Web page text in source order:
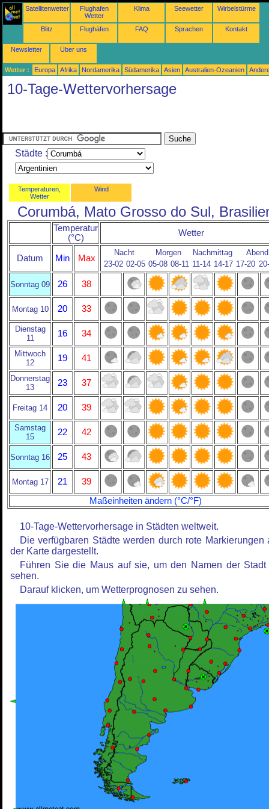
Satellitenwetter
Flughafen
Wetter
Klima Seewetter Wirbelstürme
Blitz Flughäfen FAQ Sprachen Kontakt
Newsletter Über uns
Wetter : Europa Afrika Nordamerika Südamerika Asien Australien-Ozeanien
10-Tage-Wettervorhersage
Städte :
Temperaturen,
Wetter
Wind
Corumbá, Mato Grosso do Sul,
Temperatur
(°C)
Wetter
Datum Min Max
Nacht Morgen Nachmittag
Abend
23-02 02-05 05-08 08-11 11-14 14-17 17-20
Sonntag 09 26 38
Montag 10 20 33
Dienstag
11
16 34
Mittwoch
12
19 41
Donnerstag
13
23 37
Freitag 14 20 39
Samstag
15
22 42
Sonntag 16 25 43
Montag 17 21
39
Maßeinheiten ändern (°C/°F)
10-Tage-Wettervorhersage in Städten weltweit.
Die verfügbaren Städte werden durch rote Markierungen
der Karte dargestellt.
Führen Sie die Maus auf sie, um den Namen der Stadt
sehen.
Darauf klicken, um Wetterprognosen zu sehen.